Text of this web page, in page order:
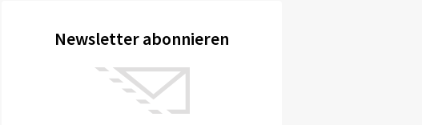
Quelle: Messe München GmbH
Bau-TV: Auch eigene Fernsehsendungen und vom deutschen Innenministerium
Newsletter abonnieren